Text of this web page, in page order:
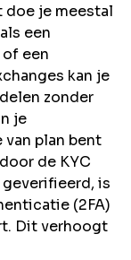
doe je meestal
een
een
kan je
zonder
je
van plan bent
de KYC
is
(2FA)
Dit verhoogt